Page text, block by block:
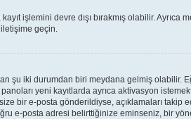
işlemini devre dışı bırakmış olabilir. Ayrıca
geçin.
şu iki durumdan biri meydana gelmiş olabilir.
yeni kayıtlarda ayrıca aktivasyon
bir e-posta gönderildiyse, açıklamaları
e-posta adresi belirttiğinize eminseniz, bir